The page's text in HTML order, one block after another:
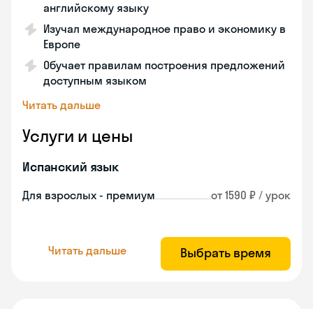
английскому языку
Изучал международное право и экономику в
Европе
Обучает правилам построения предложений
доступным языком
Читать дальше
Услуги и цены
Испанский язык
Для взрослых - премиум от 1590 ₽ / урок
Читать дальше Выбрать время